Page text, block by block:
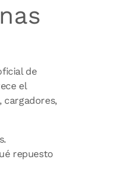
de
el
repuesto